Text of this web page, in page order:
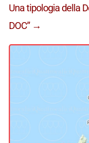
Una tipologia della
DOC” →